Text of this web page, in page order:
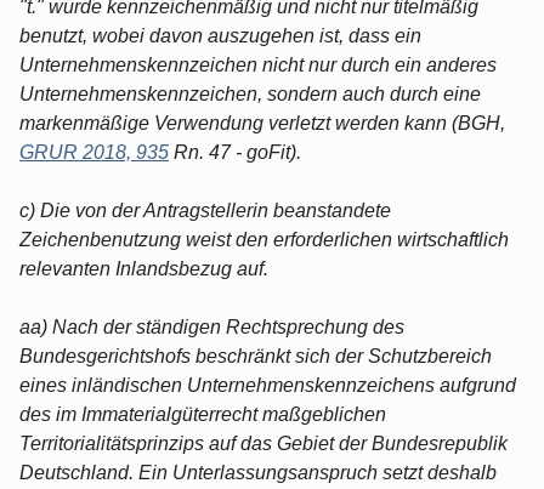
"t." wurde kennzeichenmäßig und nicht nur titelmäßig
benutzt, wobei davon auszugehen ist, dass ein
Unternehmenskennzeichen nicht nur durch ein anderes
Unternehmenskennzeichen, sondern auch durch eine
markenmäßige Verwendung verletzt werden kann (BGH,
GRUR 2018, 935 Rn. 47 - goFit).
c) Die von der Antragstellerin beanstandete
Zeichenbenutzung weist den erforderlichen wirtschaftlich
relevanten Inlandsbezug auf.
aa) Nach der ständigen Rechtsprechung des
Bundesgerichtshofs beschränkt sich der Schutzbereich
eines inländischen Unternehmenskennzeichens aufgrund
des im Immaterialgüterrecht maßgeblichen
Territorialitätsprinzips auf das Gebiet der Bundesrepublik
Deutschland. Ein Unterlassungsanspruch setzt deshalb